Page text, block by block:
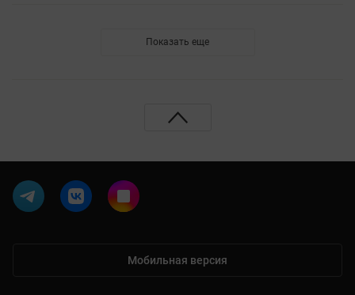
Показать еще
Мобильная версия